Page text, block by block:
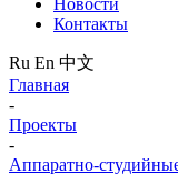
Новости
Контакты
Ru En 中文
Главная
-
Проекты
-
Аппаратно-